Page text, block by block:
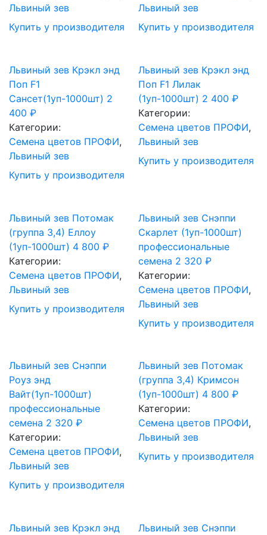
Львиный зев
Купить у производителя
Львиный зев
Купить у производителя
Львиный зев Крэкл энд
Поп F1
Сансет(1уп-1000шт) 2
400 ₽
Категории:
Cемена цветов ПРОФИ,
Львиный зев
Купить у производителя
Львиный зев Крэкл энд
Поп F1 Лилак
(1уп-1000шт) 2 400₽
Категории:
Cемена цветов ПРОФИ,
Львиный зев
Купить у производителя
Львиный зев Потомак
(группа 3,4) Еллоу
(1уп-1000шт) 4 800 ₽
Категории:
Cемена цветов ПРОФИ,
Львиный зев
Купить у производителя
Львиный зев Снэппи
Скарлет (1уп-1000шт)
профессиональные
семена 2 320₽
Категории:
Cемена цветов ПРОФИ,
Львиный зев
Купить у производителя
Львиный зев Снэппи
Роуз энд
Вайт(1уп-1000шт)
профессиональные
семена 2 320 ₽
Категории:
Cемена цветов ПРОФИ,
Львиный зев
Купить у производителя
Львиный зев Потомак
(группа 3,4) Кримсон
(1уп-1000шт) 4 800₽
Категории:
Cемена цветов ПРОФИ,
Львиный зев
Купить у производителя
Львиный зев Крэкл энд
Львиный зев Снэппи